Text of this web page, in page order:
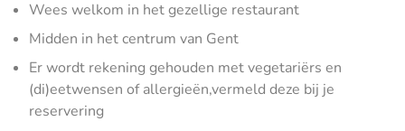
Wees welkom in het gezellige restaurant
Midden in het centrum van Gent
Er wordt rekening gehouden met vegetariërs en
(di)eetwensen of allergieën,vermeld deze bij je
reservering